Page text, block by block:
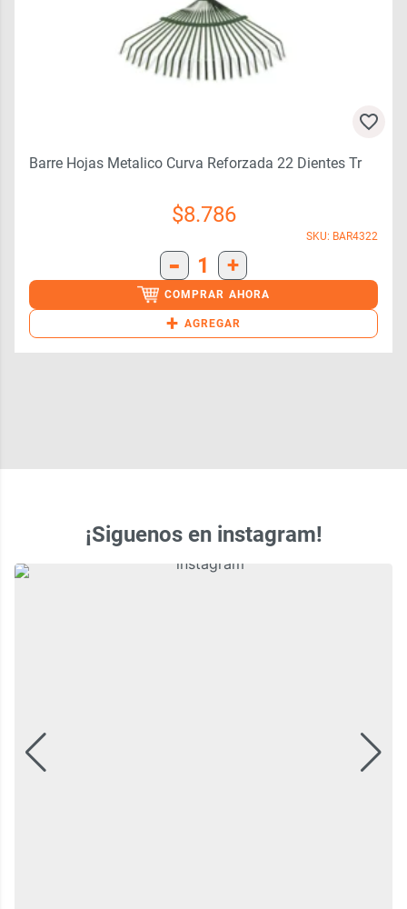
Barre Hojas Metalico Curva Reforzada 22 Dientes Tr
$8.786
SKU: BAR4322
- 1 +
COMPRAR AHORA
+ AGREGAR
¡Siguenos en instagram!